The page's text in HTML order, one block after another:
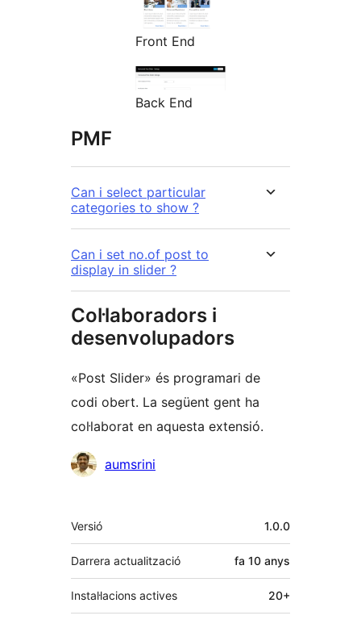
Front End
Back End
PMF
Can i select particular
categories to show ?
Can i set no.of post to
display in slider ?
Col·laboradors i
desenvolupadors
«Post Slider» és programari de
codi obert. La següent gent ha
col·laborat en aquesta extensió.
Col·laboradors
aumsrini
Meta
Versió 1.0.0
Darrera actualització fa 10 anys
Instal·lacions actives 20+